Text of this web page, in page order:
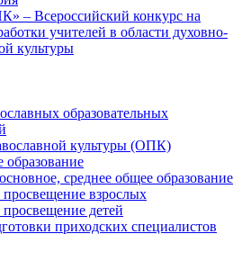
– Всероссийский конкурс на
учителей в области духовно-
культуры
образовательных
культуры (ОПК)
среднее общее образование
взрослых
детей
приходских специалистов